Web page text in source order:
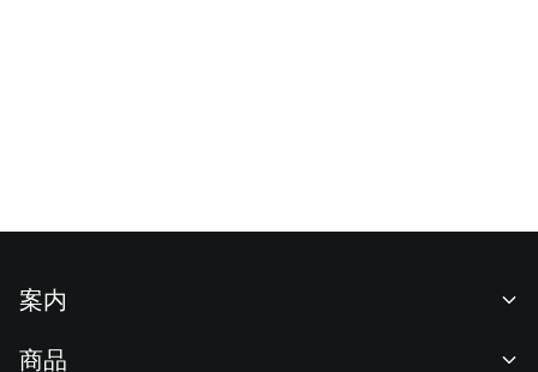
案内
商品